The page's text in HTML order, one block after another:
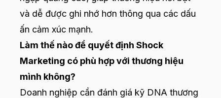
và dễ được ghi nhớ hơn thông qua các dấu
ấn cảm xúc mạnh.
Làm thế nào để quyết định Shock
Marketing có phù hợp với thương hiệu
mình không?
Doanh nghiệp cần đánh giá kỹ DNA thương